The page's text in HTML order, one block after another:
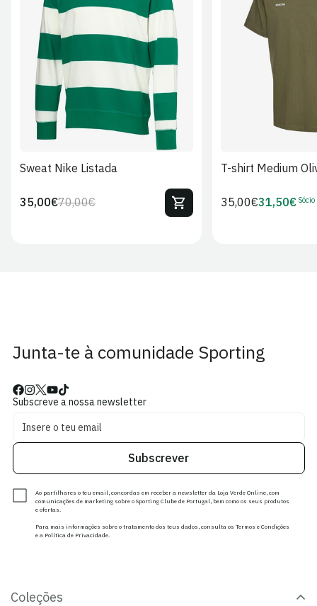
S XL 2XL
Sweat Nike Listada
Preço
70,00€Preço
35,00€
T-shirt Medium
Preço
35,00€Preço
31,50€ Sócio
Junta-te à comunidade Sporting
Subscreve a nossa newsletter
Subscrever
Ao partilhares o teu email, concordas em receber a newsletter da Loja Verde Online, com
comunicações de marketing sobre o Sporting Clube de Portugal, bem como os seus produtos
e ofertas.
Para mais informações sobre o tratamento dos teus dados, consulta os Termos e Condições
e a Política de Privacidade.
Coleções